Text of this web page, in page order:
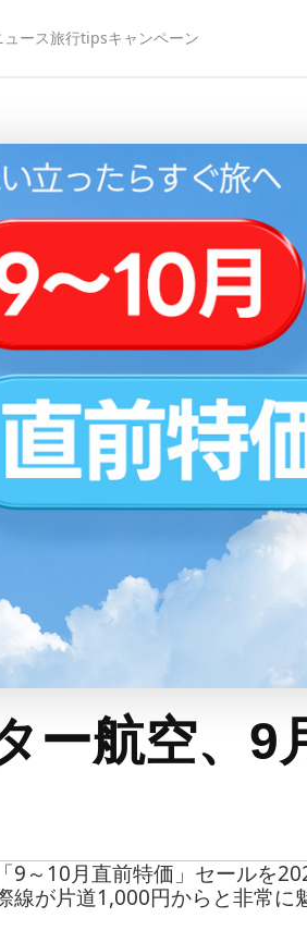
ュース旅行tipsキャンペーン
ー航空、9
9～10月直前特価」セールを
線が片道1,000円からと非常に